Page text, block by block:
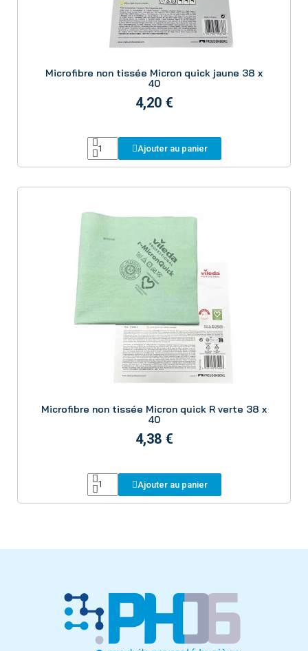
Microfibre non tissée Micron quick jaune 38 x
40
4,20 €
Ajouter au panier
Microfibre non tissée Micron quick R verte 38 x
40
4,38 €
Ajouter au panier